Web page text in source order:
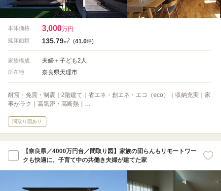
本体価格 3,000万円
延床面積 135.79m2 (41.0坪)
家族構成 夫婦＋子ども2人
所在地 奈良県天理市
耐震・免震・制震｜2階建て｜省エネ・創エネ・エコ（eco）｜収納充実｜家
事がラク｜高気密・高断熱｜…
間取り図あり
【奈良県／4000万円台／間取り図】家族の団らんもリモートワー
クも快適に。子育て中の共働き夫婦が建てた家